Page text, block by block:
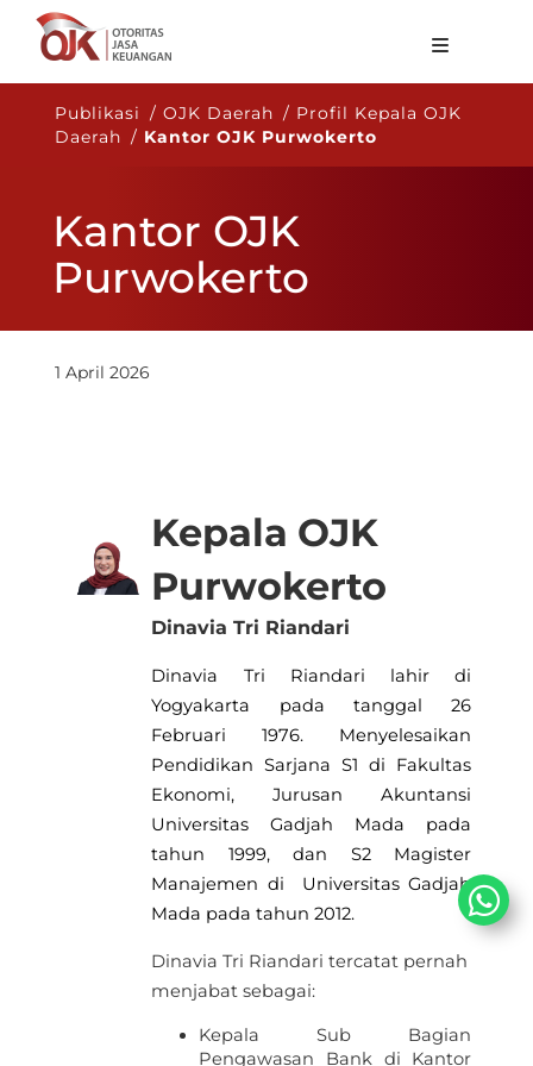
Tentang OJK
Fungsi Utama
Regulasi
Statistik
Karir
Publikasi / OJK Daerah / Profil Kepala OJK
Daerah / Kantor OJK Purwokerto
Kantor OJK
Purwokerto
1 April 2026
Kepala OJK
Purwokerto
Dinavia Tri Riandari
Dinavia Tri Riandari
lahir di
Yogyakarta pada tanggal 26
Februari 1976. Menyelesaikan
Pendidikan Sarjana S1 di Fakultas
Ekonomi, Jurusan Akuntansi
Universitas Gadjah Mada pada
tahun 1999, dan S2 Magister
Manajemen di Universitas Gadjah
Mada pada tahun 2012.
Dinavia Tri Riandari tercatat pernah
menjabat sebagai:​
Kepala Sub Bagian
Pengawasan Bank di Kantor